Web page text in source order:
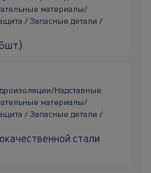
материалы/
/ Запасные детали /
Надставные
материалы/
/ Запасные детали /
стали